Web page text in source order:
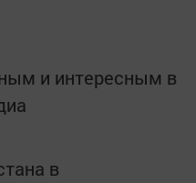
и интересным в
в